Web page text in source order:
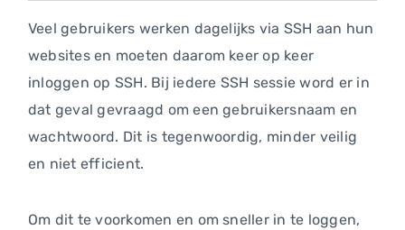
Veel gebruikers werken dagelijks via SSH aan hun
websites en moeten daarom keer op keer
inloggen op SSH. Bij iedere SSH sessie word er in
dat geval gevraagd om een gebruikersnaam en
wachtwoord. Dit is tegenwoordig, minder veilig
en niet efficient.
Om dit te voorkomen en om sneller in te loggen,